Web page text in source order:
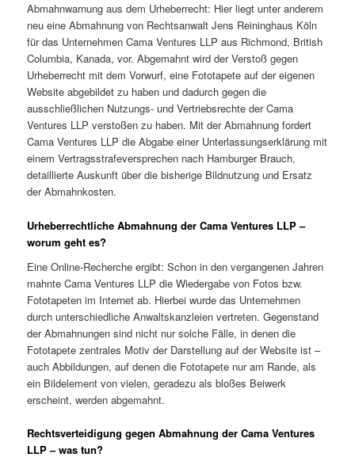
Abmahnwarnung aus dem Urheberrecht: Hier liegt unter anderem
neu eine Abmahnung von Rechtsanwalt Jens Reininghaus Köln
für das Unternehmen Cama Ventures LLP aus Richmond, British
Columbia, Kanada, vor. Abgemahnt wird der Verstoß gegen
Urheberrecht mit dem Vorwurf, eine Fototapete auf der eigenen
Website abgebildet zu haben und dadurch gegen die
ausschließlichen Nutzungs- und Vertriebsrechte der Cama
Ventures LLP verstoßen zu haben. Mit der Abmahnung fordert
Cama Ventures LLP die Abgabe einer Unterlassungserklärung mit
einem Vertragsstrafeversprechen nach Hamburger Brauch,
detaillierte Auskunft über die bisherige Bildnutzung und Ersatz
der Abmahnkosten.
Urheberrechtliche Abmahnung der Cama Ventures LLP –
worum geht es?
Eine Online-Recherche ergibt: Schon in den vergangenen Jahren
mahnte Cama Ventures LLP die Wiedergabe von Fotos bzw.
Fototapeten im Internet ab. Hierbei wurde das Unternehmen
durch unterschiedliche Anwaltskanzleien vertreten. Gegenstand
der Abmahnungen sind nicht nur solche Fälle, in denen die
Fototapete zentrales Motiv der Darstellung auf der Website ist –
auch Abbildungen, auf denen die Fototapete nur am Rande, als
ein Bildelement von vielen, geradezu als bloßes Beiwerk
erscheint, werden abgemahnt.
Rechtsverteidigung gegen Abmahnung der Cama Ventures
LLP – was tun?